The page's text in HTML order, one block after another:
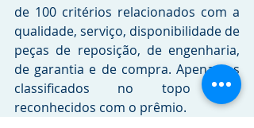
de 100 critérios relacionados com a
qualidade, serviço, disponibilidade de
peças de reposição, de engenharia,
de garantia e de compra. Apenas os
classificados no topo são
reconhecidos com o prêmio.